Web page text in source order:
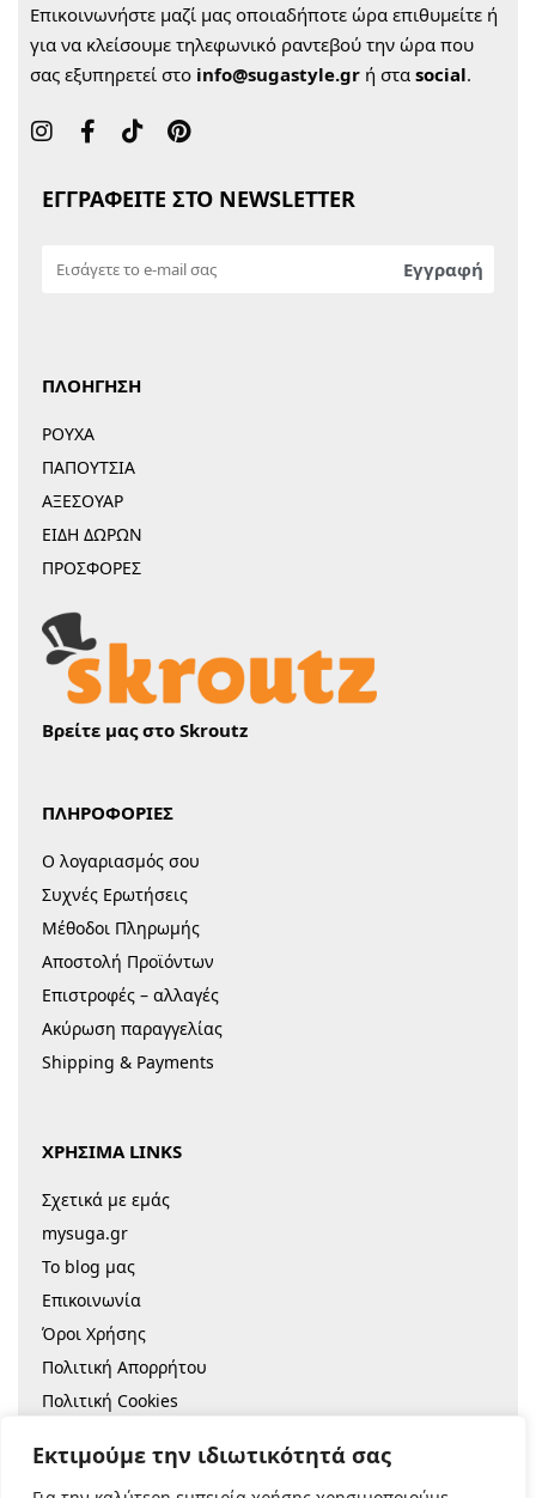
Εκτιμούμε την ιδιωτικότητά σας
Επικοινωνήστε μαζί μας οποιαδήποτε ώρα επιθυμείτε ή
για να κλείσουμε τηλεφωνικό ραντεβού την ώρα που
σας εξυπηρετεί στο info@sugastyle.gr ή στα social.
ΕΓΓΡΑΦΕΙΤΕ ΣΤΟ NEWSLETTER
ΠΛΟΗΓΗΣΗ
ΡΟΥΧΑ
ΠΑΠΟΥΤΣΙΑ
ΑΞΕΣΟΥΑΡ
ΕΙΔΗ ΔΩΡΩΝ
ΠΡΟΣΦΟΡΕΣ
Βρείτε μας στο Skroutz
ΠΛΗΡΟΦΟΡΙΕΣ
Ο λογαριασμός σου
Συχνές Ερωτήσεις
Μέθοδοι Πληρωμής
Αποστολή Προϊόντων
Επιστροφές – αλλαγές
Ακύρωση παραγγελίας
Shipping & Payments
ΧΡΗΣΙΜΑ LINKS
Σχετικά με εμάς
mysuga.gr
Το blog μας
Επικοινωνία
Όροι Χρήσης
Πολιτική Απορρήτου
Πολιτική Cookies